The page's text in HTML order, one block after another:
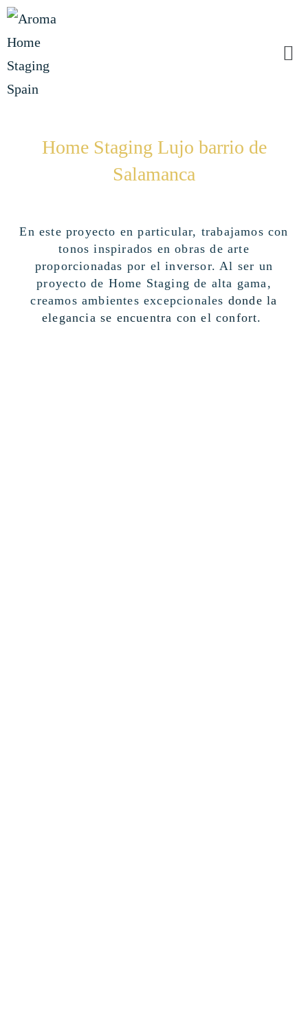
Home Staging Lujo barrio de
Salamanca
En este proyecto en particular, trabajamos con
tonos inspirados en obras de arte
proporcionadas por el inversor. Al ser un
proyecto de Home Staging de alta gama,
creamos ambientes excepcionales donde la
elegancia se encuentra con el confort.